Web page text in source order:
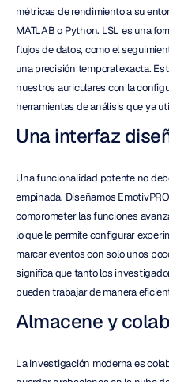
métricas de rendimiento a su
MATLAB o Python. LSL es una
flujos de datos, como el
una precisión temporal exacta.
nuestros auriculares con la
herramientas de análisis que ya
Una interfaz
Una funcionalidad potente no
empinada. Diseñamos
comprometer las funciones
lo que le permite configurar
marcar eventos con solo unos
significa que tanto los
pueden trabajar de manera
Almacene y
La investigación moderna es